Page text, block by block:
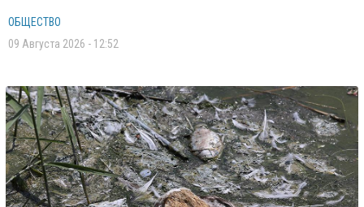
ОБЩЕСТВО
09 Августа 2026 - 12:52